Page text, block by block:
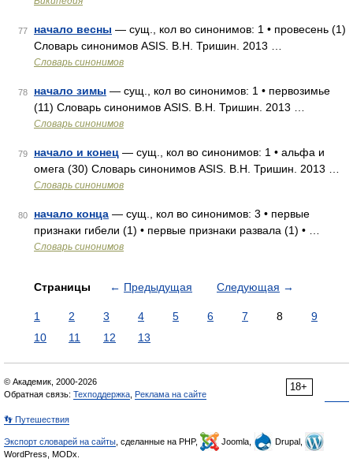
77 начало весны — сущ., кол во синонимов: 1 • провесень (1)
Словарь синонимов ASIS. В.Н. Тришин. 2013 …
Словарь синонимов
78 начало зимы — сущ., кол во синонимов: 1 • первозимье
(11) Словарь синонимов ASIS. В.Н. Тришин. 2013 …
Словарь синонимов
79 начало и конец — сущ., кол во синонимов: 1 • альфа и
омега (30) Словарь синонимов ASIS. В.Н. Тришин. 2013 …
Словарь синонимов
80 начало конца — сущ., кол во синонимов: 3 • первые
признаки гибели (1) • первые признаки развала (1) • …
Словарь синонимов
Страницы ← Предыдущая Следующая →
1 2 3 4 5 6 7 8
9
10
11 12 13
18+
© Академик, 2000-2026
Обратная связь: Техподдержка Реклама на сайте
👣 Путешествия
Экспорт словарей на сайты , сделанные на PHP, Joomla,
Drupal,
WordPress, MODx.